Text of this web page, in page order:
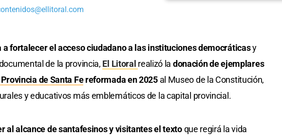
a fortalecer el acceso ciudadano a las instituciones democráticasy
de la provincia, El Litoral realizó la donación de ejemplares
de Santa Fereformada en 2025 al Museo de la Constitución,
y educativos más emblemáticos de la capital provincial.
al alcance de santafesinos y visitantes el textoque regirá la vida